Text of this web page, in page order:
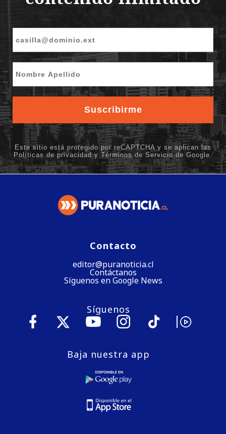
Contacto
editor@puranoticia.cl
Contáctanos
Síguenos en Google News
Síguenos
Baja nuestra app